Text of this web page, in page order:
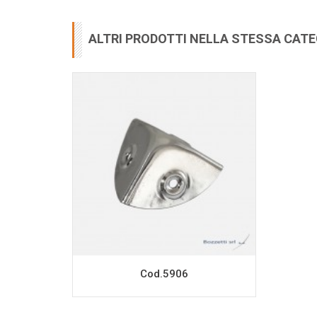
ALTRI PRODOTTI NELLA STESSA
Cod.5906